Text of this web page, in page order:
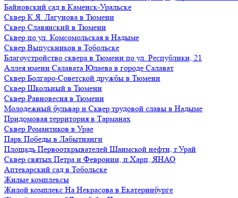
Байновский сад в Каменск-Уральске
Сквер К.Я. Лагунова в Тюмени
Сквер Славянский в Тюмени
Сквер по ул. Комсомольская в Надыме
Сквер Выпускников в Тобольске
Благоустройство сквера в Тюмени по ул. Республики, 21
Аллея имени Салавата Юлаева в городе Салават
Сквер Болгаро-Советской дружбы в Тюмени
Сквер Школьный в Тюмени
Сквер Равновесия в Тюмени
Молодежный бульвар и Сквер трудовой славы в Надыме
Придомовая территория в Тарманах
Сквер Романтиков в Урае
Парк Победы в Лабытнанги
Площадь Первооткрывателей Шаимской нефти, г.Урай
Сквер святых Петра и Февронии, п.Харп, ЯНАО
Аптекарский сад в Тобольске
Жилые комплексы
Жилой комплекс На Некрасова в Екатеринбурге